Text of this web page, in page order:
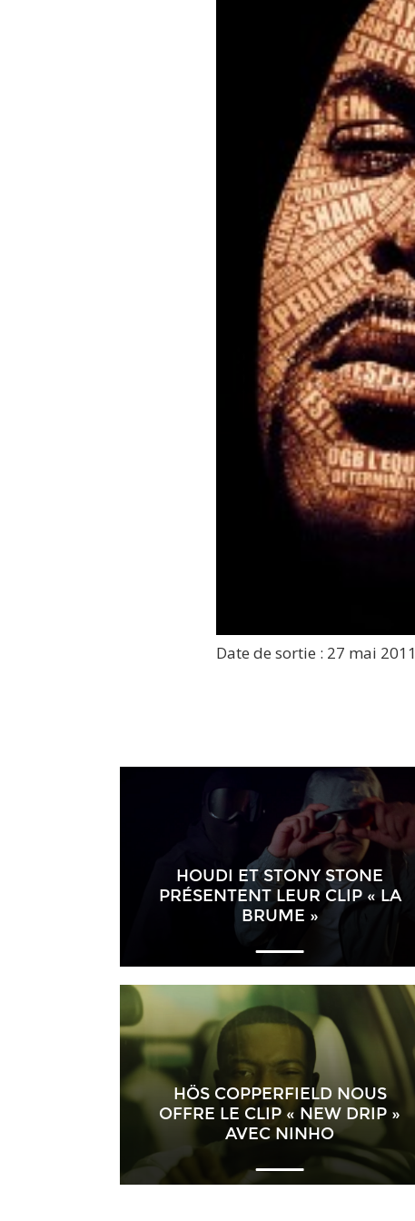
Date de sortie : 27 mai 2011
HOUDI ET STONY STONE
PRÉSENTENT LEUR CLIP « LA
BRUME »
HÖS COPPERFIELD NOUS
OFFRE LE CLIP « NEW DRIP »
AVEC NINHO